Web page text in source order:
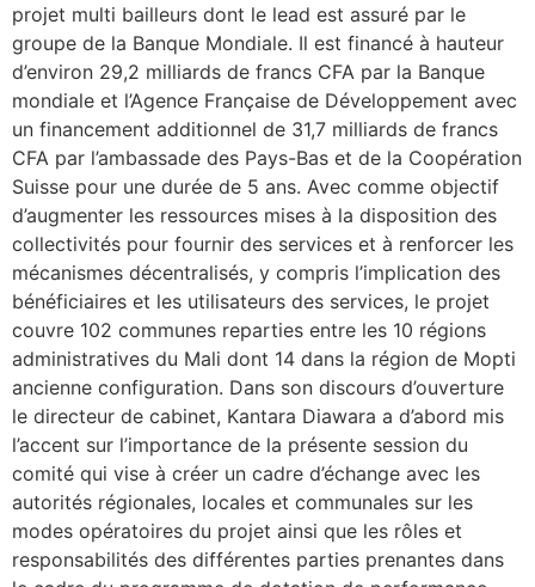
projet multi bailleurs dont le lead est assuré par le
groupe de la Banque Mondiale. Il est financé à hauteur
d’environ 29,2 milliards de francs CFA par la Banque
mondiale et l’Agence Française de Développement avec
un financement additionnel de 31,7 milliards de francs
CFA par l’ambassade des Pays-Bas et de la Coopération
Suisse pour une durée de 5 ans. Avec comme objectif
d’augmenter les ressources mises à la disposition des
collectivités pour fournir des services et à renforcer les
mécanismes décentralisés, y compris l’implication des
bénéficiaires et les utilisateurs des services, le projet
couvre 102 communes reparties entre les 10 régions
administratives du Mali dont 14 dans la région de Mopti
ancienne configuration. Dans son discours d’ouverture
le directeur de cabinet, Kantara Diawara a d’abord mis
l’accent sur l’importance de la présente session du
comité qui vise à créer un cadre d’échange avec les
autorités régionales, locales et communales sur les
modes opératoires du projet ainsi que les rôles et
responsabilités des différentes parties prenantes dans